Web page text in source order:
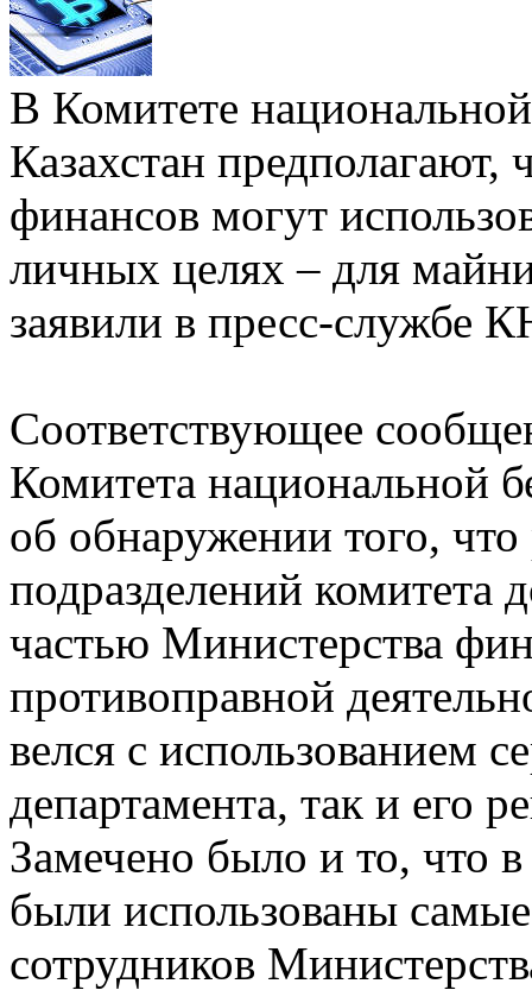
В Комитете
Казахстан предполагают,
финансов могут
личных целях – для
заявили в пресс-службе
Соответствующее
Комитета национальной
об обнаружении того,
подразделений комитета
частью Министерства
противоправной
велся с использованием
департамента, так и его
Замечено было и то, что
были использованы
сотрудников